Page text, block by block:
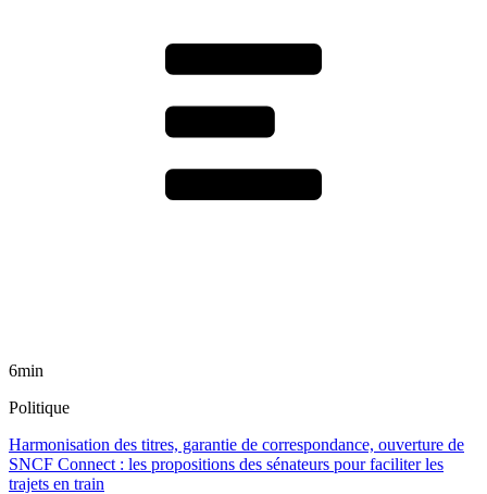
6min
Politique
Harmonisation des titres, garantie de correspondance, ouverture de
SNCF Connect : les propositions des sénateurs pour faciliter les
trajets en train